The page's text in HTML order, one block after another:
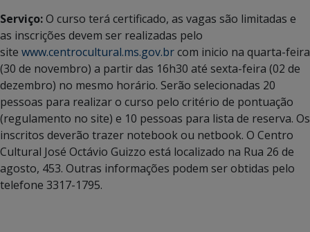
Serviço:O curso terá certificado, as vagas são limitadas e
as inscrições devem ser realizadas pelo
site www.centrocultural.ms.gov.brcom inicio na quarta-feira
(30 de novembro) a partir das 16h30 até sexta-feira (02 de
dezembro) no mesmo horário. Serão selecionadas 20
pessoas para realizar o curso pelo critério de pontuação
(regulamento no site) e 10 pessoas para lista de reserva. Os
inscritos deverão trazer notebook ou netbook. O Centro
Cultural José Octávio Guizzo está localizado na Rua 26 de
agosto, 453. Outras informações podem ser obtidas pelo
telefone 3317-1795.